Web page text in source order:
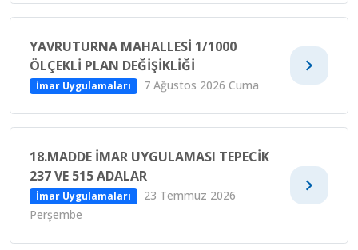
YAVRUTURNA MAHALLESI 1/1000
ÖLÇEKLI PLAN DEĞIŞIKLIĞI
İmar Uygulamaları 7 Ağustos 2026 Cuma
18.MADDE İMAR UYGULAMASI TEPECIK
237 VE 515 ADALAR
İmar Uygulamaları
23 Temmuz 2026
Perşembe